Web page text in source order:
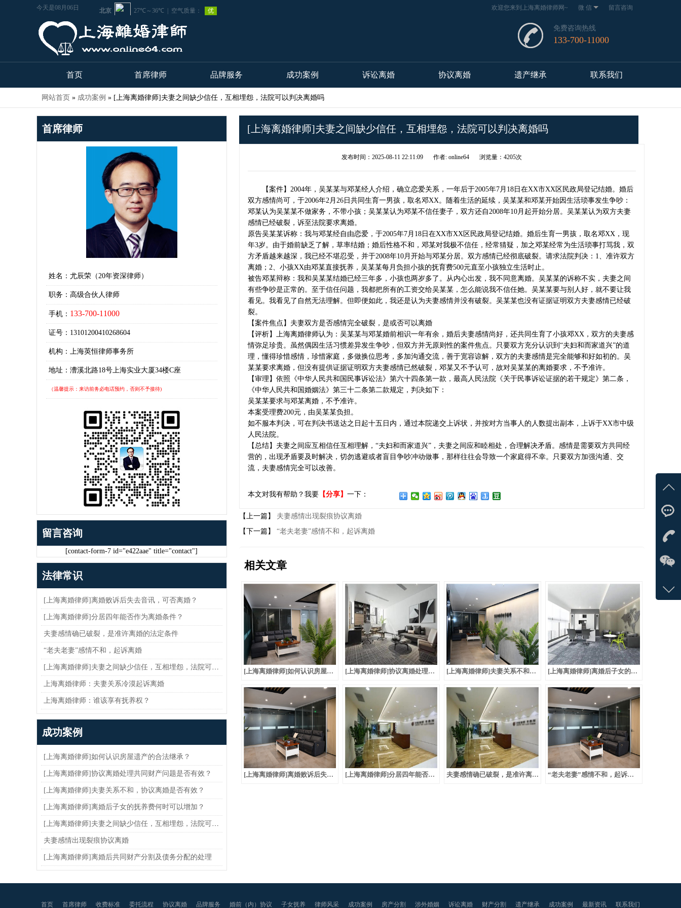
今天是08月06日 留言咨询
微 信
欢迎您来到上海离婚律师网~
免费咨询热线
133-700-11000
首页 首席律师 品牌服务 成功案例 诉讼离婚 协议离婚 遗产继承 联系我们
网站首页 » 成功案例 » [上海离婚律师]夫妻之间缺少信任，互相埋怨，法院可以判决离婚吗
首席律师
姓名：尤辰荣（20年资深律师）
职务：高级合伙人律师
手机： 133-700-11000
证号：13101200410268604
机构：上海英恒律师事务所
地址：漕溪北路18号上海实业大厦34楼C座
（温馨提示：来访前务必电话预约，否则不予接待)
留言咨询
[contact-form-7 id="e422aae" title="contact"]
法律常识
[上海离婚律师]离婚败诉后失去音讯，可否离婚？
[上海离婚律师]分居四年能否作为离婚条件？
夫妻感情确已破裂，是准许离婚的法定条件
“老夫老妻”感情不和，起诉离婚
上海离婚律师：夫妻关系冷漠起诉离婚
上海离婚律师：谁该享有抚养权？
成功案例
[上海离婚律师]如何认识房屋遗产的合法继承？
[上海离婚律师]协议离婚处理共同财产问题是否有效？
[上海离婚律师]夫妻关系不和，协议离婚是否有效？
[上海离婚律师]离婚后子女的抚养费何时可以增加？
夫妻感情出现裂痕协议离婚
[上海离婚律师]离婚后共同财产分割及债务分配的处理
[上海离婚律师]夫妻之间缺少信任，互相埋怨，法院可以判决离婚吗
发布时间：2025-08-11 22:11:09 作者: online64 浏览量：4205次
【案件】2004年，吴某某与邓某经人介绍，确立恋爱关系，一年后于2005年7月18日在XX市XX区民政局登记结婚。婚后
双方感情尚可，于2006年2月26日共同生育一男孩，取名邓XX。随着生活的延续，吴某某和邓某开始因生活琐事发生争吵：
邓某认为吴某某不做家务，不带小孩；吴某某认为邓某不信任妻子，双方还自2008年10月起开始分居。吴某某认为双方夫妻
感情已经破裂，诉至法院要求离婚。
原告吴某某诉称：我与邓某经自由恋爱，于2005年7月18日在XX市XX区民政局登记结婚。婚后生育一男孩，取名邓XX，现
年3岁。由于婚前缺乏了解，草率结婚；婚后性格不和，邓某对我极不信任，经常猜疑，加之邓某经常为生活琐事打骂我，双
方矛盾越来越深，我已经不堪忍受，并于2008年10月开始与邓某分居。双方感情已经彻底破裂。请求法院判决：1、准许双方
离婚；2、小孩XX由邓某直接抚养，吴某某每月负担小孩的抚育费500元直至小孩独立生活时止。
被告邓某辩称：我和吴某某结婚已经三年多，小孩也两岁多了。从内心出发，我不同意离婚。吴某某的诉称不实，夫妻之间
有些争吵是正常的。至于信任问题，我都把所有的工资交给吴某某，怎么能说我不信任她。吴某某要与别人好，就不要让我
看见。我看见了自然无法理解。但即便如此，我还是认为夫妻感情并没有破裂。吴某某也没有证据证明双方夫妻感情已经破
裂。
【案件焦点】夫妻双方是否感情完全破裂，是或否可以离婚
【评析】上海离婚律师认为：吴某某与邓某婚前相识一年有余，婚后夫妻感情尚好，还共同生育了小孩邓XX，双方的夫妻感
情弥足珍贵。虽然偶因生活习惯差异发生争吵，但双方并无原则性的案件焦点。只要双方充分认识到“夫妇和而家道兴”的道
理，懂得珍惜感情，珍惜家庭，多做换位思考，多加沟通交流，善于宽容谅解，双方的夫妻感情是完全能够和好如初的。吴
某某要求离婚，但没有提供证据证明双方夫妻感情已然破裂，邓某又不予认可，故对吴某某的离婚要求，不予准许。
【审理】依照《中华人民共和国民事诉讼法》第六十四条第一款，最高人民法院《关于民事诉讼证据的若干规定》第二条，
《中华人民共和国婚姻法》第三十二条第二款规定，判决如下：
吴某某要求与邓某离婚，不予准许。
本案受理费200元，由吴某某负担。
如不服本判决，可在判决书送达之日起十五日内，通过本院递交上诉状，并按对方当事人的人数提出副本，上诉于XX市中级
人民法院。
【总结】夫妻之间应互相信任互相理解，“夫妇和而家道兴”，夫妻之间应和睦相处，合理解决矛盾。感情是需要双方共同经
营的，出现矛盾要及时解决，切勿逃避或者盲目争吵冲动做事，那样往往会导致一个家庭得不幸。只要双方加强沟通、交
流，夫妻感情完全可以改善。
本文对我有帮助？我要 【分享】 一下：
【上一篇】
夫妻感情出现裂痕协议离婚
【下一篇】
“老夫老妻”感情不和，起诉离婚
相关文章
[上海离婚律师]如何认识房屋遗产的合法继承？ [上海离婚律师]协议离婚处理共同财产问题是否有效？ [上海离婚律师]夫妻关系不和，协议离婚是否有效？ [上海离婚律师]离婚后子女的抚养费何时可以增加？
[上海离婚律师]离婚败诉后失去音讯，可否离婚？ [上海离婚律师]分居四年能否作为离婚条件？ 夫妻感情确已破裂，是准许离婚的法定条件 “老夫老妻”感情不和，起诉离婚
首页 首席律师 收费标准 委托流程 协议离婚 品牌服务 婚前（内）协议 子女抚养 律师风采 成功案例 房产分割 涉外婚姻 诉讼离婚 财产分割 遗产继承 成功案例 最新资讯 联系我们
在线
立即